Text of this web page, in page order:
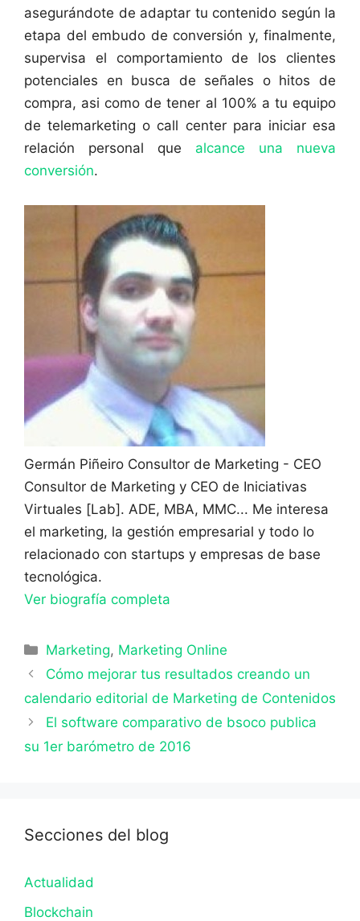
asegurándote de adaptar tu contenido según la
etapa del embudo de conversión y, finalmente,
supervisa el comportamiento de los clientes
potenciales en busca de señales o hitos de
compra, asi como de tener al 100% a tu equipo
de telemarketing o call center para iniciar esa
relación personal que alcance una nueva
conversión.
Germán Piñeiro Consultor de Marketing - CEO
Consultor de Marketing y CEO de Iniciativas
Virtuales [Lab]. ADE, MBA, MMC... Me interesa
el marketing, la gestión empresarial y todo lo
relacionado con startups y empresas de base
tecnológica.
Ver biografía completa
Categorías
Marketing, Marketing Online
Cómo mejorar tus resultados creando un
calendario editorial de Marketing de Contenidos
El software comparativo de bsoco publica
su 1er barómetro de 2016
Secciones del blog
Actualidad
Blockchain